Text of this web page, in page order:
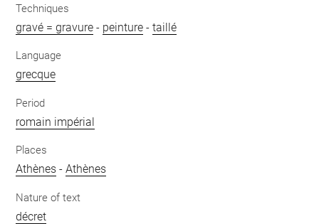
Techniques
gravé = gravure - peinture -taillé
Language
grecque
Period
romain impérial
Places
Athènes -Athènes
Nature of text
décret